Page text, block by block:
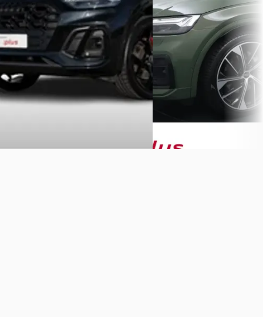
2022 · 43.879 km · Plug-in hybride ·
Automaat
Wittebrug Audi Den Haag
· Den
Haag 4,2(450)
Bekijk aanbieding →
Vergelijk
2023 · 43.083 km · Plug-
Automaat
Wealer · Heerlen 3,8(491
Bekijk aanbieding →
Vergelijk